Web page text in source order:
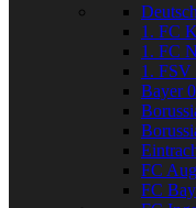
1. FC
1. FC
1. FSV
Bayer
FC
FC